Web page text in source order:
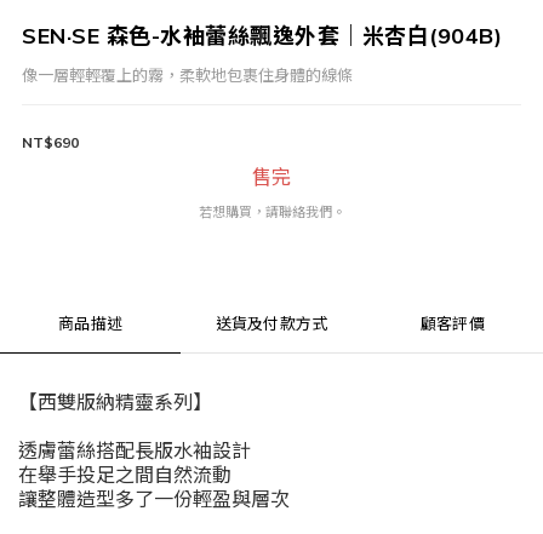
SEN·SE 森色-水袖蕾絲飄逸外套｜米杏白(904B)
像一層輕輕覆上的霧，柔軟地包裹住身體的線條
NT$690
售完
若想購買，請聯絡我們。
商品描述 送貨及付款方式 顧客評價
【西雙版納精靈系列】
透膚蕾絲搭配長版水袖設計
在舉手投足之間自然流動
讓整體造型多了一份輕盈與層次